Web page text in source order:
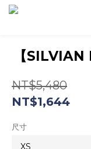
【
NT$5,480
NT$1,644
尺寸